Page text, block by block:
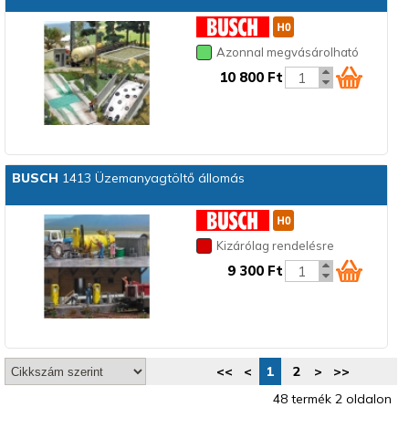
Azonnal megvásárolható
10 800 Ft
BUSCH 1413 Üzemanyagtöltő állomás
Kizárólag rendelésre
9 300 Ft
<< < 1 2 >
>>
48 termék 2 oldalon